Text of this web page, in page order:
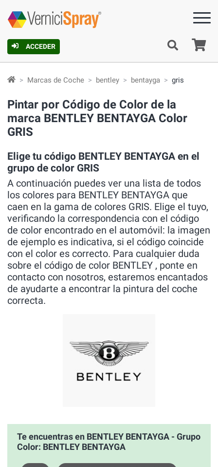
ACCEDER
Marcas de Coche bentley bentayga gris
Pintar por Código de Color de la
marca BENTLEY BENTAYGA Color
GRIS
Elige tu código BENTLEY BENTAYGA en el
grupo de color GRIS
A continuación puedes ver una lista de todos
los colores para BENTLEY BENTAYGA que
caen en la gama de colores GRIS. Elige el tuyo,
verificando la correspondencia con el código
de color encontrado en el automóvil: la imagen
de ejemplo es indicativa, si el código coincide
con el color es correcto. Para cualquier duda
sobre el código de color BENTLEY , ponte en
contacto con nosotros, estaremos encantados
de ayudarte a encontrar la pintura del coche
correcta.
Te encuentras en BENTLEY BENTAYGA - Grupo
Color: BENTLEY BENTAYGA